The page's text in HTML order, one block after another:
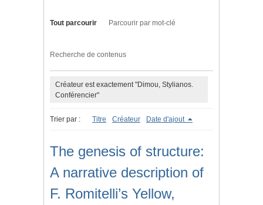
Tout parcourir Parcourir par mot-clé
Recherche de contenus
Créateur est exactement "Dimou, Stylianos.
Conférencier"
Trier par : Titre Créateur Date d'ajout
The genesis of structure:
A narrative description of
F. Romitelli’s Yellow,